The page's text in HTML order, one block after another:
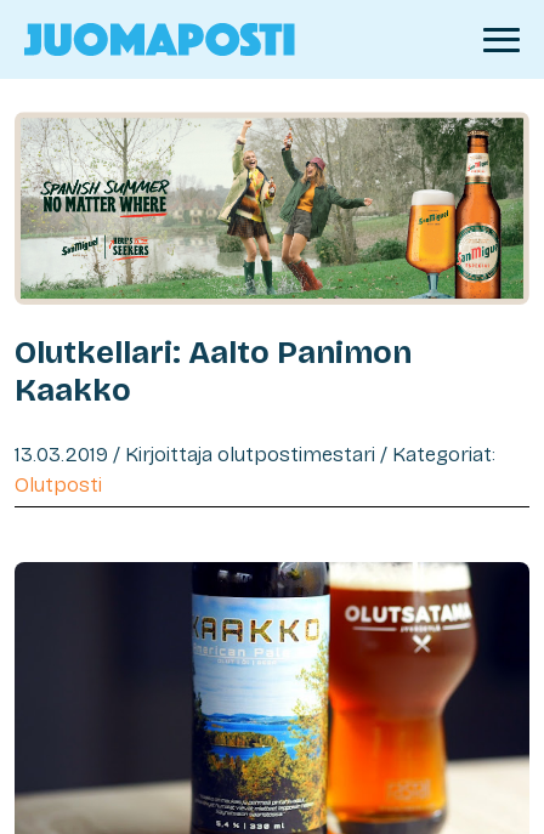
Olutkellari: Aalto Panimon
Kaakko
13.03.2019 / Kirjoittaja olutpostimestari / Kategoriat:
Olutposti